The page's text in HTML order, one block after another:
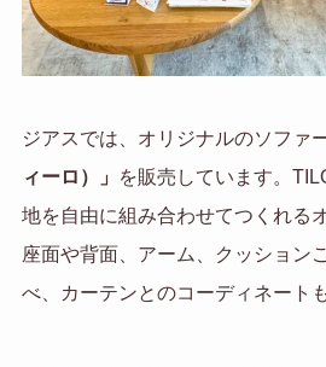
ジアスでは、オリジナルのソファ
ィーロ）」
を販売しています。
地を自由に組み合わせてつくれる
座面や背面、アーム、クッション
べ、カーテンとのコーディネート